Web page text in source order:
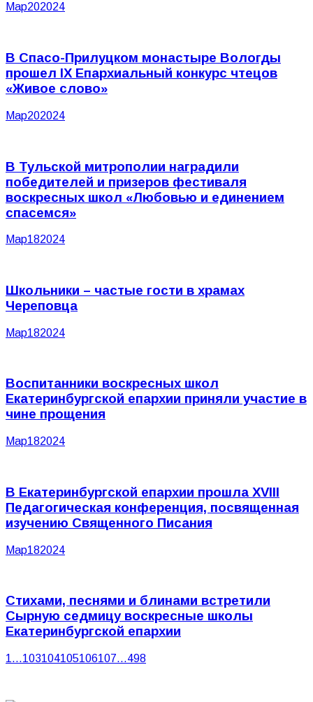
Мар202024
В Спасо-Прилуцком монастыре Вологды
прошел IХ Епархиальный конкурс чтецов
«Живое слово»
Мар202024
В Тульской митрополии наградили
победителей и призеров фестиваля
воскресных школ «Любовью и единением
спасемся»
Мар182024
Школьники – частые гости в храмах
Череповца
Мар182024
Воспитанники воскресных школ
Екатеринбургской епархии приняли участие в
чине прощения
Мар182024
В Екатеринбургской епархии прошла XVIII
Педагогическая конференция, посвященная
изучению Священного Писания
Мар182024
Стихами, песнями и блинами встретили
Сырную седмицу воскресные школы
Екатеринбургской епархии
1…103104105106107…498